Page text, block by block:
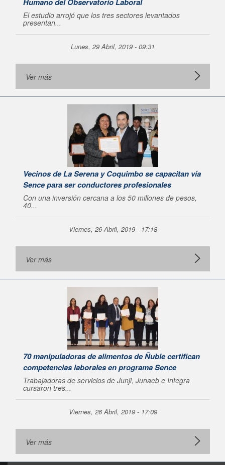
El estudio arrojó que los tres sectores levantados
presentan...
Lunes, 29 Abril, 2019 - 09:31
Ver más
Vecinos de La Serena y Coquimbo se capacitan vía
Sence para ser conductores profesionales
Con una inversión cercana a los 50 millones de pesos,
40...
Viernes, 26 Abril, 2019 - 17:18
Ver más
70 manipuladoras de alimentos de Ñuble certifican
competencias laborales en programa Sence
Trabajadoras de servicios de Junji, Junaeb e Integra
cursaron tres...
Viernes, 26 Abril, 2019 - 17:09
Ver más